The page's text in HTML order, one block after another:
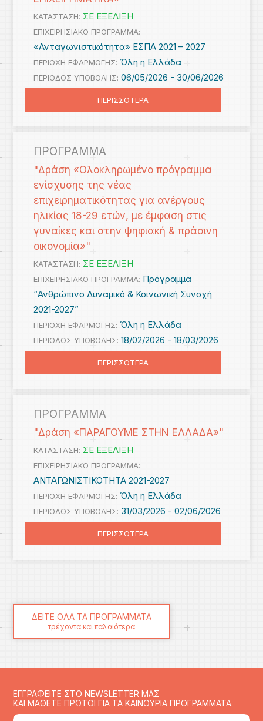
ΚΑΤΑΣΤΑΣΗ: ΣΕ ΕΞΕΛΙΞΗ
ΕΠΙΧΕΙΡΗΣΙΑΚΟ ΠΡΟΓΡΑΜΜΑ:
«Ανταγωνιστικότητα» ΕΣΠΑ 2021 – 2027
ΠΕΡΙΟΧΗ ΕΦΑΡΜΟΓΗΣ: Όλη η Ελλάδα
ΠΕΡΙΟΔΟΣ ΥΠΟΒΟΛΗΣ:06/05/2026 - 30/06/2026
ΠΕΡΙΣΣΟΤΕΡΑ
ΠΡΟΓΡΑΜΜΑ
"Δράση «Ολοκληρωμένο πρόγραμμα
ενίσχυσης της νέας
επιχειρηματικότητας για ανέργους
ηλικίας 18-29 ετών, με έμφαση στις
γυναίκες και στην ψηφιακή & πράσινη
οικονομία»"
ΚΑΤΑΣΤΑΣΗ: ΣΕ ΕΞΕΛΙΞΗ
ΕΠΙΧΕΙΡΗΣΙΑΚΟ ΠΡΟΓΡΑΜΜΑ: Πρόγραμμα
“Ανθρώπινο Δυναμικό & Κοινωνική Συνοχή
2021-2027”
ΠΕΡΙΟΧΗ ΕΦΑΡΜΟΓΗΣ: Όλη η Ελλάδα
ΠΕΡΙΟΔΟΣ ΥΠΟΒΟΛΗΣ:18/02/2026 -18/03/2026
ΠΕΡΙΣΣΟΤΕΡΑ
ΠΡΟΓΡΑΜΜΑ
"Δράση «ΠΑΡΑΓΟΥΜΕ ΣΤΗΝ ΕΛΛΑΔΑ»"
ΚΑΤΑΣΤΑΣΗ: ΣΕ ΕΞΕΛΙΞΗ
ΕΠΙΧΕΙΡΗΣΙΑΚΟ ΠΡΟΓΡΑΜΜΑ:
ΑΝΤΑΓΩΝΙΣΤΙΚΟΤΗΤΑ 2021-2027
ΠΕΡΙΟΧΗ ΕΦΑΡΜΟΓΗΣ: Όλη η Ελλάδα
ΠΕΡΙΟΔΟΣ ΥΠΟΒΟΛΗΣ: 31/03/2026 -02/06/2026
ΠΕΡΙΣΣΟΤΕΡΑ
ΔΕΙΤΕ ΟΛΑ ΤΑ ΠΡΟΓΡΑΜΜΑΤΑ
τρέχοντα και παλαιότερα
ΕΓΓΡΑΦΕΙΤΕ ΣΤΟ NEWSLETTER ΜΑΣ
ΚΑΙ ΜΑΘΕΤΕ ΠΡΩΤΟΙ ΓΙΑ ΤΑ ΚΑΙΝΟΥΡΙΑ ΠΡΟΓΡΑΜΜΑΤΑ.